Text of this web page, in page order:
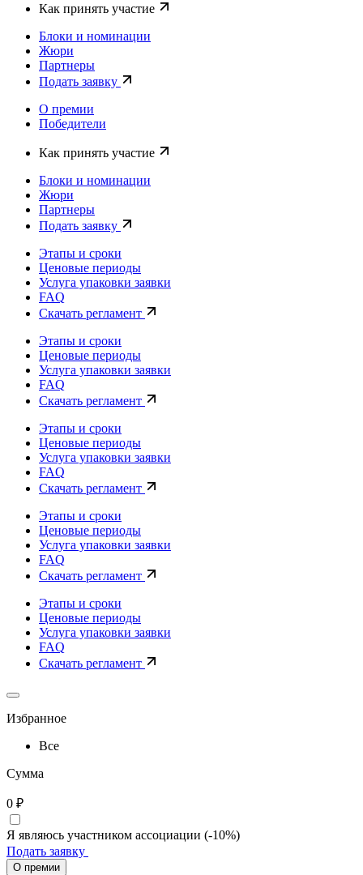
Как принять участие
Блоки и номинации
Жюри
Партнеры
Подать заявку
О премии
Победители
Как принять участие
Блоки и номинации
Жюри
Партнеры
Подать заявку
Этапы и сроки
Ценовые периоды
Услуга упаковки заявки
FAQ
Скачать регламент
Этапы и сроки
Ценовые периоды
Услуга упаковки заявки
FAQ
Скачать регламент
Этапы и сроки
Ценовые периоды
Услуга упаковки заявки
FAQ
Скачать регламент
Этапы и сроки
Ценовые периоды
Услуга упаковки заявки
FAQ
Скачать регламент
Этапы и сроки
Ценовые периоды
Услуга упаковки заявки
FAQ
Скачать регламент
Избранное
Все
Сумма
0 ₽
Я являюсь участником ассоциации (-10%)
Подать заявку
О премии